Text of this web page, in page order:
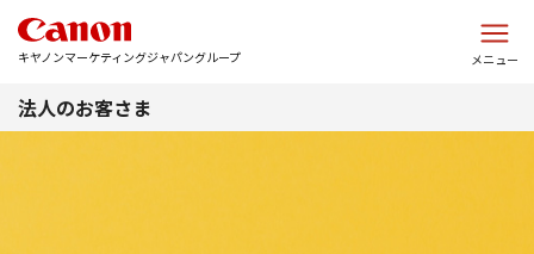
キヤノンマーケティングジャパングループ メニュー
法人のお客さま